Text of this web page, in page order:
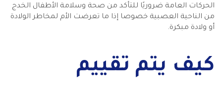
الحركات العامة ضروريًا للتأكد من صحة وسلامة الأطفال الخدج
من الناحية العصبية خصوصا إذا ما تعرضت الأم لمخاطر الولادة
أو ولادة مبكرة.
كيف يتم تقييم